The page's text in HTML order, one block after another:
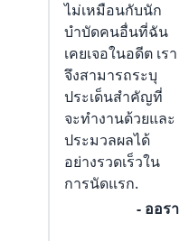
ไม่เหมือนกับนัก
บำบัดคนอื่นที่ฉัน
เคยเจอในอดีต เรา
จึงสามารถระบุ
ประเด็นสำคัญที่
จะทำงานด้วยและ
ประมวลผลได้
อย่างรวดเร็วใน
การนัดแรก.
- ออรา